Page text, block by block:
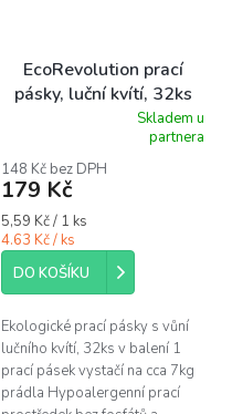
EcoRevolution prací
pásky, luční kvítí, 32ks
produktu
je
z
5
hvězdiček.
Skladem u
partnera
148 Kč bez DPH
179 Kč
Měrná
cena:
5,59 Kč / 1 ks
4.63 Kč / ks
DO KOŠÍKU
Ekologické prací pásky s vůní
lučního kvítí, 32ks v balení 1
prací pásek vystačí na cca 7kg
prádla Hypoalergenní prací